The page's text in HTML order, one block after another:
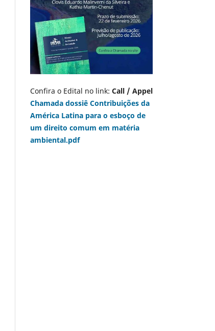
Confira o Edital no link: Call / Appel
Chamada dossiê Contribuições da
América Latina para o esboço de
um direito comum em matéria
ambiental.pdf